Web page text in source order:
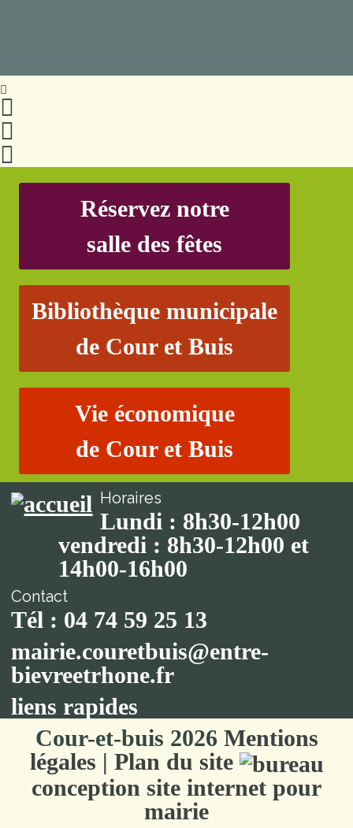
Réservez notre
salle des fêtes
Bibliothèque municipale
de Cour et Buis
Vie économique
de Cour et Buis
Horaires
Lundi : 8h30-12h00
vendredi : 8h30-12h00 et
14h00-16h00
Contact
Tél : 04 74 59 25 13
mairie.couretbuis@entre-
bievreetrhone.fr
liens rapides
Cour-et-buis 2026 Mentions
légales | Plan du site
conception site internet pour
mairie